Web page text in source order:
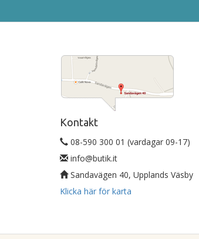
Kontakt
08-590 300 01 (vardagar 09-17)
info@butik.it
Sandavägen 40, Upplands Väsby
Klicka här för karta